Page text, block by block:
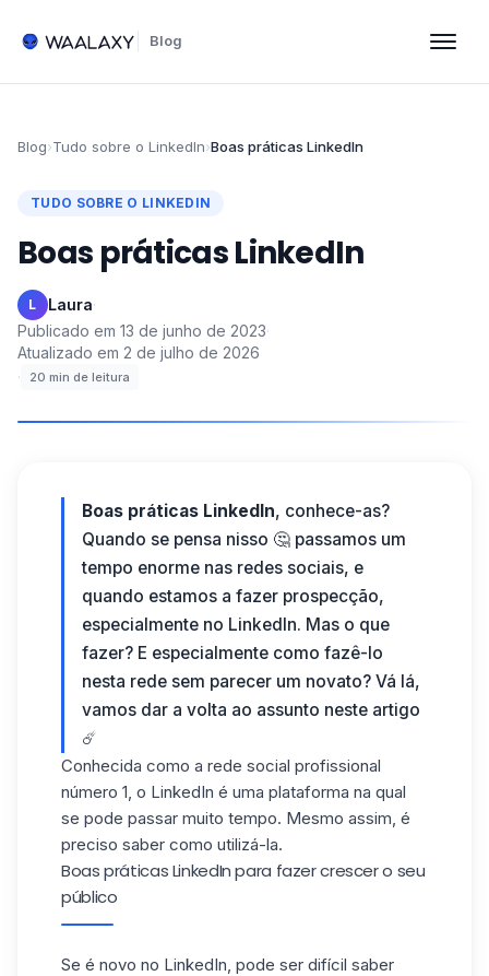
Blog
Blog›Tudo sobre o LinkedIn›Boas práticas LinkedIn
TUDO SOBRE O LINKEDIN
Boas práticas LinkedIn
L Laura·
Publicado em 13 de junho de 2023·
Atualizado em 2 de julho de 2026
·
20 min de leitura
Boas práticas LinkedIn, conhece-as?
Quando se pensa nisso 🤔 passamos um
tempo enorme nas redes sociais, e
quando estamos a fazer prospecção,
especialmente no LinkedIn. Mas o que
fazer? E especialmente como fazê-lo
nesta rede sem parecer um novato? Vá lá,
vamos dar a volta ao assunto neste artigo
☄️
Conhecida como a rede social profissional
número 1, o LinkedIn é uma plataforma na qual
se pode passar muito tempo. Mesmo assim, é
preciso saber como utilizá-la.
Boas práticas LinkedIn para fazer crescer o seu
público
Se é novo no LinkedIn, pode ser difícil saber